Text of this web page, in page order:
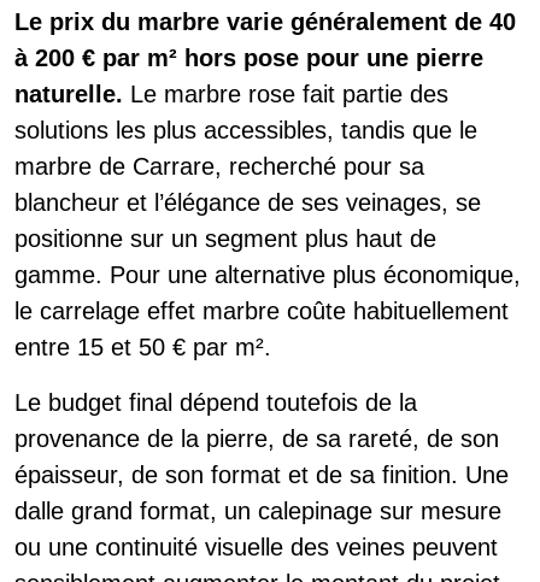
Le prix du marbre varie généralement de 40
à 200 € par m² hors pose pour une pierre
naturelle. Le marbre rose fait partie des
solutions les plus accessibles, tandis que le
marbre de Carrare, recherché pour sa
blancheur et l’élégance de ses veinages, se
positionne sur un segment plus haut de
gamme. Pour une alternative plus économique,
le carrelage effet marbre coûte habituellement
entre 15 et 50 € par m².
Le budget final dépend toutefois de la
provenance de la pierre, de sa rareté, de son
épaisseur, de son format et de sa finition. Une
dalle grand format, un calepinage sur mesure
ou une continuité visuelle des veines peuvent